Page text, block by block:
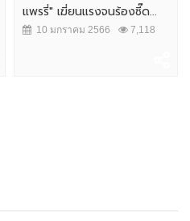
แพรรี่" เฆี่ยนแรงจนร้องซี๊ด...
10 มกราคม 2566 7,118